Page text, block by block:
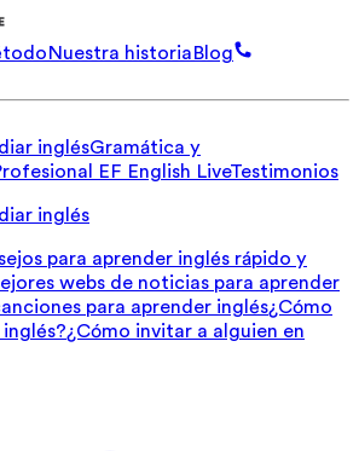
Nuestra historiaBlog
inglésGramática y
EF English LiveTestimonios
inglés
para aprender inglés rápido y
webs de noticias para aprender
para aprender inglés¿Cómo
¿Cómo invitar a alguien en